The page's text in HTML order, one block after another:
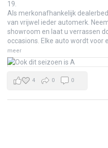
19.
Als merkonafhankelijk
van vrijwel ieder automerk.
showroom en laat u verrassen
occasions. Elke auto wordt voor
meer
4 0 0